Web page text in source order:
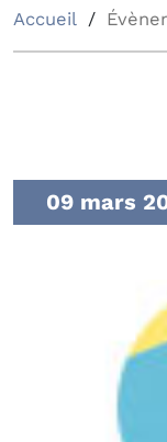
Accueil
09 mars